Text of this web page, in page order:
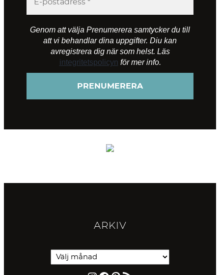
Genom att välja Prenumerera samtycker du till
att vi behandlar dina uppgifter. Diu kan
avregistrera dig när som helst. Läs
integritetspolicyn för mer info.
ARKIV